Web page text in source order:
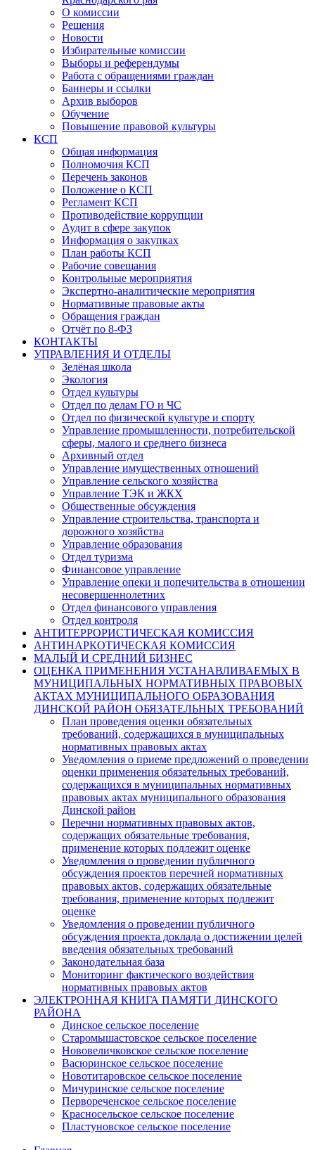
О комиссии
Решения
Новости
Избирательные комиссии
Выборы и референдумы
Работа с обращениями граждан
Баннеры и ссылки
Архив выборов
Обучение
Повышение правовой культуры
КСП
Общая информация
Полномочия КСП
Перечень законов
Положение о КСП
Регламент КСП
Противодействие коррупции
Аудит в сфере закупок
Информация о закупках
План работы КСП
Рабочие совещания
Контрольные мероприятия
Экспертно-аналитические мероприятия
Нормативные правовые акты
Обращения граждан
Отчёт по 8-ФЗ
КОНТАКТЫ
УПРАВЛЕНИЯ И ОТДЕЛЫ
Зелёная школа
Экология
Отдел культуры
Отдел по делам ГО и ЧС
Отдел по физической культуре и спорту
Управление промышленности, потребительской
сферы, малого и среднего бизнеса
Архивный отдел
Управление имущественных отношений
Управление сельского хозяйства
Управление ТЭК и ЖКХ
Общественные обсуждения
Управление строительства, транспорта и
дорожного хозяйства
Управление образования
Отдел туризма
Финансовое управление
Управление опеки и попечительства в отношении
несовершеннолетних
Отдел финансового управления
Отдел контроля
АНТИТЕРРОРИСТИЧЕСКАЯ КОМИССИЯ
АНТИНАРКОТИЧЕСКАЯ КОМИССИЯ
МАЛЫЙ И СРЕДНИЙ БИЗНЕС
ОЦЕНКА ПРИМЕНЕНИЯ УСТАНАВЛИВАЕМЫХ В
МУНИЦИПАЛЬНЫХ НОРМАТИВНЫХ ПРАВОВЫХ
АКТАХ МУНИЦИПАЛЬНОГО ОБРАЗОВАНИЯ
ДИНСКОЙ РАЙОН ОБЯЗАТЕЛЬНЫХ ТРЕБОВАНИЙ
План проведения оценки обязательных
требований, содержащихся в муниципальных
нормативных правовых актах
Уведомления о приеме предложений о проведении
оценки применения обязательных требований,
содержащихся в муниципальных нормативных
правовых актах муниципального образования
Динской район
Перечни нормативных правовых актов,
содержащих обязательные требования,
применение которых подлежит оценке
Уведомления о проведении публичного
обсуждения проектов перечней нормативных
правовых актов, содержащих обязательные
требования, применение которых подлежит
оценке
Уведомления о проведении публичного
обсуждения проекта доклада о достижении целей
введения обязательных требований
Законодательная база
Мониторинг фактического воздействия
нормативных правовых актов
ЭЛЕКТРОННАЯ КНИГА ПАМЯТИ ДИНСКОГО
РАЙОНА
Динское сельское поселение
Старомышастовское сельское поселение
Нововеличковское сельское поселение
Васюринское сельское поселение
Новотитаровское сельское поселение
Мичуринское сельское поселение
Первореченское сельское поселение
Красносельское сельское поселение
Пластуновское сельское поселение